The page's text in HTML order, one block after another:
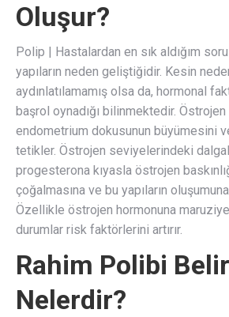
Oluşur?
Polip | Hastalardan en sık aldığım
yapıların neden geliştiğidir. Kesin
aydınlatılamamış olsa da, hormonal
başrol oynadığı bilinmektedir. Östrojen
endometrium dokusunun büyümesini
tetikler. Östrojen seviyelerindeki
progesterona kıyasla östrojen
çoğalmasına ve bu yapıların
Özellikle östrojen hormonuna
durumlar risk faktörlerini artırır.
Rahim Polibi
Nelerdir?